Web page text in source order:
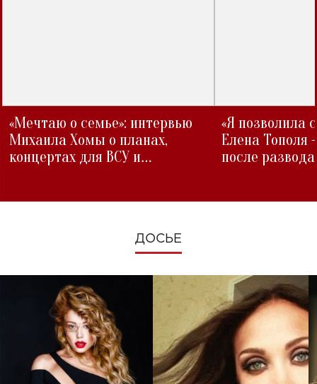
«Мечтаю о семье»: интервью
Михаила Хомы о планах,
концертах для ВСУ и
«Я позволила
Елена Тополя
после развода
ДОСЬЕ